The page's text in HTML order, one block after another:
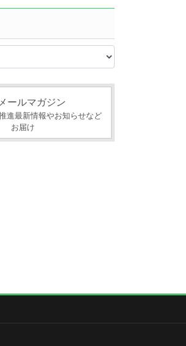
ールマガジン
進最新情報やお知らせなど
お届け